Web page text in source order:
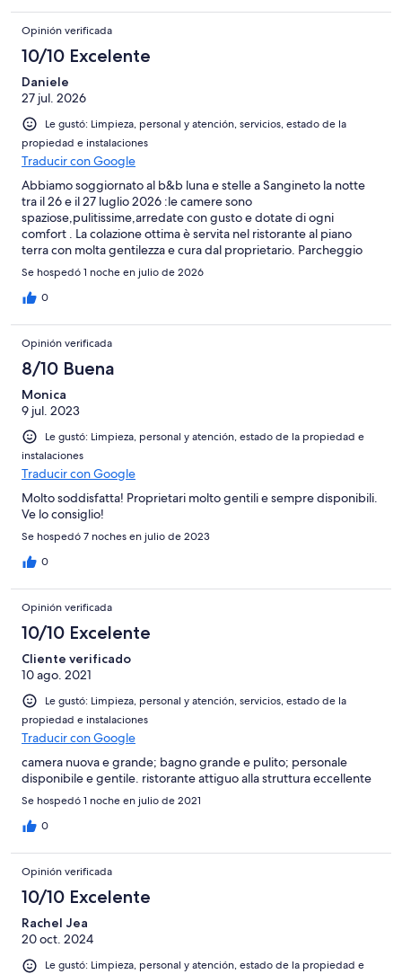
Opinión verificada
10/10 Excelente
Daniele
27 jul. 2026
Le gustó: Limpieza, personal y atención, servicios, estado de la
propiedad e instalaciones
Traducir con Google
Abbiamo soggiornato al b&b luna e stelle a Sangineto la notte
tra il 26 e il 27 luglio 2026 :le camere sono
spaziose,pulitissime,arredate con gusto e dotate di ogni
comfort . La colazione ottima è servita nel ristorante al piano
terra con molta gentilezza e cura dal proprietario. Parcheggio
adiacente comodo e ampio. Consigliatissimo
Se hospedó 1 noche en julio de 2026
0
Opinión verificada
8/10 Buena
Monica
9 jul. 2023
Le gustó: Limpieza, personal y atención, estado de la propiedad e
instalaciones
Traducir con Google
Molto soddisfatta! Proprietari molto gentili e sempre disponibili.
Ve lo consiglio!
Se hospedó 7 noches en julio de 2023
0
Opinión verificada
10/10 Excelente
Cliente verificado
10 ago. 2021
Le gustó: Limpieza, personal y atención, servicios, estado de la
propiedad e instalaciones
Traducir con Google
camera nuova e grande; bagno grande e pulito; personale
disponibile e gentile. ristorante attiguo alla struttura eccellente
Se hospedó 1 noche en julio de 2021
0
Opinión verificada
10/10 Excelente
Rachel Jea
20 oct. 2024
Le gustó: Limpieza, personal y atención, estado de la propiedad e